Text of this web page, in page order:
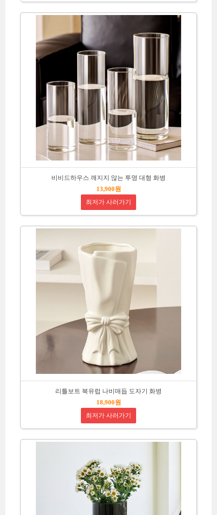
비비드하우스 깨지지 않는 투명 대형 화병
13,900원
최저가 사러가기
리틀보트 북유럽 나비매듭 도자기 화병
18,900원
최저가 사러가기